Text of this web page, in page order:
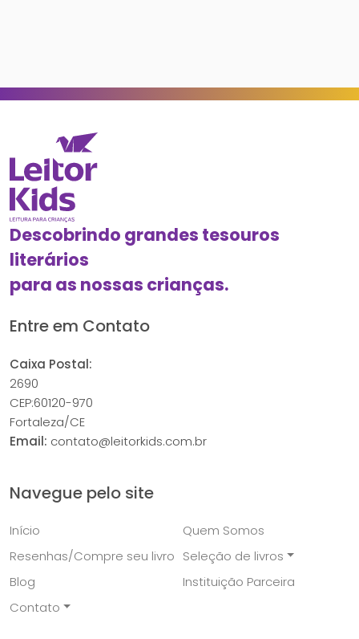
Descobrindo grandes tesouros
literários
para as nossas crianças.
Entre em Contato
Caixa Postal:
2690
CEP:60120-970
Fortaleza/CE
Email: contato@leitorkids.com.br
Navegue pelo site
Início
Quem Somos
Resenhas/Compre seu livro Seleção de livros
Blog
Instituição Parceira
Contato